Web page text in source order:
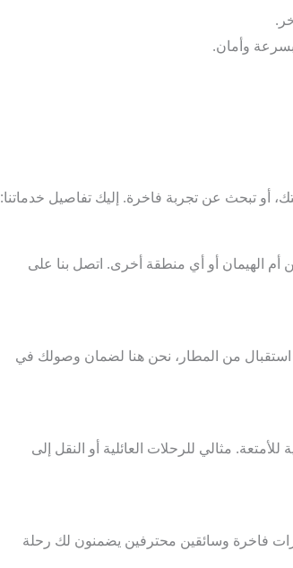
وأمان.
أو تبحث عن تجربة فاخرة. إليك تفاصيل خدماتنا:
الهيمان أو أي منطقة أخرى. اتصل بنا على
استقبال من المطار، نحن هنا لضمان وصولك في
مثالي للرحلات العائلية أو النقل إلى
فاخرة وسائقين محترفين يضمنون لك رحلة